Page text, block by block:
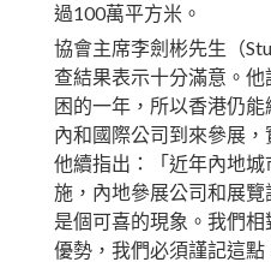
過100萬平方米。
協會主席李劍彬先生（
查結果表示十分滿意。
困的一年，所以香港仍
內和國際公司到來參展，
他續指出：「近年內地
施，內地參展公司和展
是個可喜的現象。我們
優勢，我們必須謹記這